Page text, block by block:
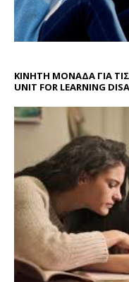
ΚΙΝΗΤΗ ΜΟΝΑΔΑ ΓΙΑ
UNIT FOR LEARNING